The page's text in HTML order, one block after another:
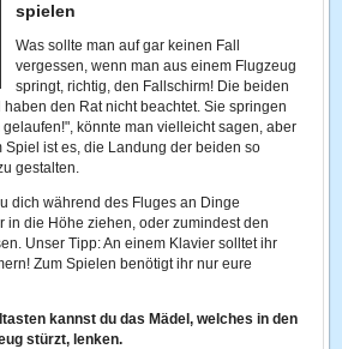
spielen
Was sollte man auf gar keinen Fall
vergessen, wenn man aus einem Flugzeug
springt, richtig, den Fallschirm! Die beiden
den Rat nicht beachtet. Sie springen
könnte man vielleicht sagen, aber
Spiel ist es, die Landung der beiden so
gestalten.
dich während des Fluges an Dinge
in die Höhe ziehen, oder zumindest den
Unser Tipp: An einem Klavier solltet ihr
Zum Spielen benötigt ihr nur eure
kannst du das Mädel, welches in den
stürzt, lenken.